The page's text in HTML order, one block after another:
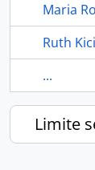
Ruth
...
Limite